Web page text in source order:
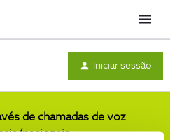
Menu
Iniciar sessão
de chamadas de voz
nacionais